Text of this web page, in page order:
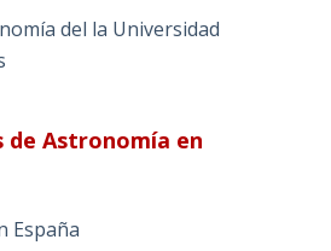
del la Universidad
de Astronomía en
España